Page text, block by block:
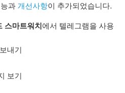
과 개선사항이 추가되었습니다.
스마트워치에서 텔레그램을 사용
내기
보기